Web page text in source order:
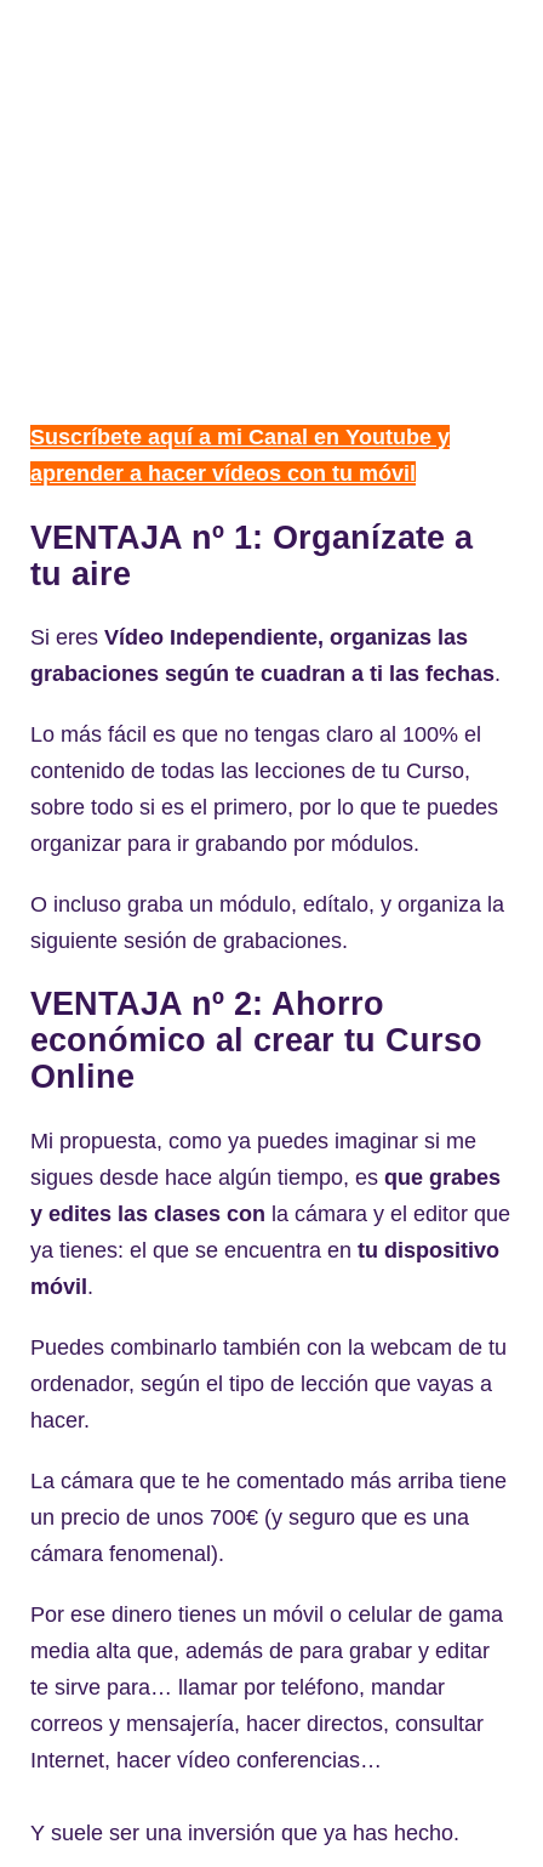
Suscríbete aquí a mi Canal en Youtube y
aprender a hacer vídeos con tu móvil
VENTAJA nº 1: Organízate a
tu aire
Si eres Vídeo Independiente, organizas las
grabaciones según te cuadran a ti las fechas.
Lo más fácil es que no tengas claro al 100% el
contenido de todas las lecciones de tu Curso,
sobre todo si es el primero, por lo que te puedes
organizar para ir grabando por módulos.
O incluso graba un módulo, edítalo, y organiza la
siguiente sesión de grabaciones.
VENTAJA nº 2: Ahorro
económico al crear tu Curso
Online
Mi propuesta, como ya puedes imaginar si me
sigues desde hace algún tiempo, es que grabes
y edites las clases con la cámara y el editor que
ya tienes: el que se encuentra en tu dispositivo
móvil.
Puedes combinarlo también con la webcam de tu
ordenador, según el tipo de lección que vayas a
hacer.
La cámara que te he comentado más arriba tiene
un precio de unos 700€ (y seguro que es una
cámara fenomenal).
Por ese dinero tienes un móvil o celular de gama
media alta que, además de para grabar y editar
te sirve para… llamar por teléfono, mandar
correos y mensajería, hacer directos, consultar
Internet, hacer vídeo conferencias…
Y suele ser una inversión que ya has hecho.